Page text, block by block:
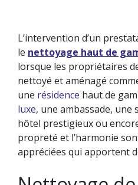
NETTOYAGE
NETTOYAGE DES
TRAVAUX
LA GESTION
L’intervention d’un
le nettoyage haut de
lorsque les propriétaires
nettoyé et aménagé
une résidence haut de
luxe, une ambassade, une
hôtel prestigieux ou
propreté et l’harmonie
appréciées qui apportent